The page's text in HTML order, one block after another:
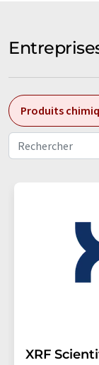
Produits
XRF